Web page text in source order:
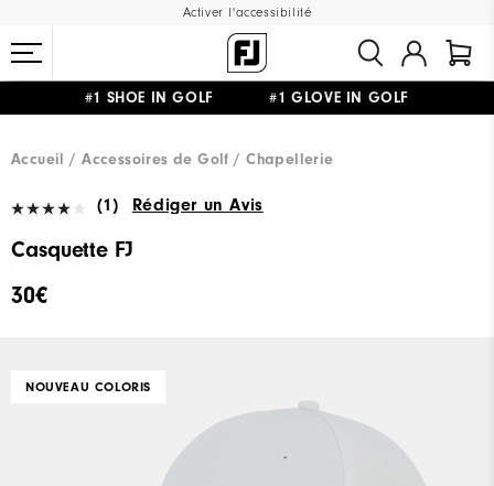
Activer l'accessibilité
#1 SHOE IN GOLF #1 GLOVE IN GOLF
Accueil
Accessoires de Golf Chapellerie
(1) Rédiger un Avis
Casquette FJ
30€
NOUVEAU COLORIS